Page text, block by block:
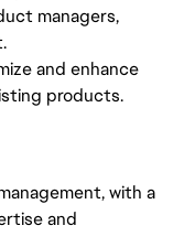
managers,
and enhance
products.
with a
and